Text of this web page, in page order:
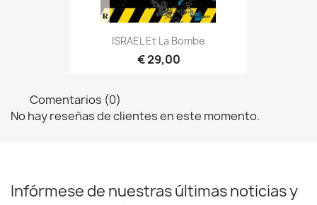
ISRAEL Et La Bombe
€ 29,00
Comentarios (0)
No hay reseñas de clientes en este momento.
Infórmese de nuestras últimas noticias y